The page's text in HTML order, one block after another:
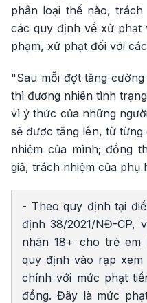
phân loại thế nào,
các quy định về xử phạt
phạm, xử phạt đối với
"Sau mỗi đợt tăng
thì đương nhiên tình
vì ý thức của những
sẽ được tăng lên, từ
nhiệm của mình; đồng
giả, trách nhiệm của phụ
- Theo quy định tại
định 38/2021/NĐ-CP,
nhãn 18+ cho trẻ
quy định vào rạp
chính với mức phạt
đồng. Đây là mức